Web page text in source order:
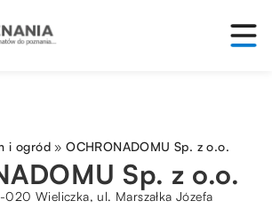
i ogród »OCHRONADOMU Sp. z o.o.
Sp. z o.o.
020 Wieliczka, ul. Marszałka Józefa